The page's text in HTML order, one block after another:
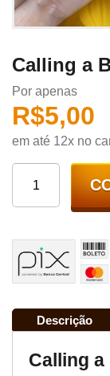
Calling a
Por apenas
R$5,00
em até 12x no
Descrição
Calling a